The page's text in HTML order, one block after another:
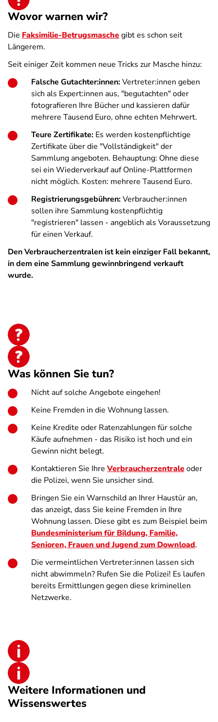
Wovor warnen wir?
Die Faksimilie-Betrugsmaschegibt es schon seit
Längerem.
Seit einiger Zeit kommen neue Tricks zur Masche hinzu:
Falsche Gutachter:innen:Vertreter:innen geben
sich als Expert:innen aus, "begutachten" oder
fotografieren Ihre Bücher und kassieren dafür
mehrere Tausend Euro, ohne echten Mehrwert.
Teure Zertifikate: Es werden kostenpflichtige
Zertifikate über die "Vollständigkeit" der
Sammlung angeboten. Behauptung: Ohne diese
sei ein Wiederverkauf auf Online-Plattformen
nicht möglich. Kosten: mehrere Tausend Euro.
Registrierungsgebühren:Verbraucher:innen
sollen ihre Sammlung kostenpflichtig
"registrieren" lassen - angeblich als Voraussetzung
für einen Verkauf.
Den Verbraucherzentralen ist kein einziger Fall bekannt,
in dem eine Sammlung gewinnbringend verkauft
wurde.
Was können Sie tun?
Nicht auf solche Angebote eingehen!
Keine Fremden in die Wohnung lassen.
Keine Kredite oder Ratenzahlungen für solche
Käufe aufnehmen - das Risiko ist hoch und ein
Gewinn nicht belegt.
Kontaktieren Sie Ihre Verbraucherzentraleoder
die Polizei, wenn Sie unsicher sind.
Bringen Sie ein Warnschild an Ihrer Haustür an,
das anzeigt, dass Sie keine Fremden in Ihre
Wohnung lassen. Diese gibt es zum Beispiel beim
Bundesministerium für Bildung, Familie,
Senioren, Frauen und Jugend zum Download.
Die vermeintlichen Vertreter:innen lassen sich
nicht abwimmeln? Rufen Sie die Polizei! Es laufen
bereits Ermittlungen gegen diese kriminellen
Netzwerke.
Weitere Informationen und
Wissenswertes